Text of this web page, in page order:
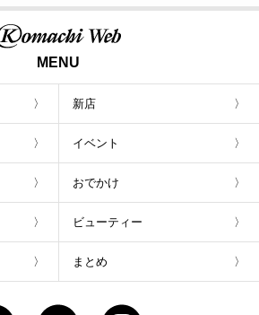
MENU
新店
イベント
おでかけ
ビューティー
まとめ